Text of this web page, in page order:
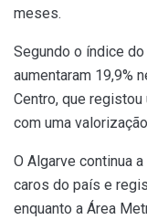
meses.
Segundo o índice
aumentaram 19,9%
Centro, que
com uma
O Algarve continua
caros do país e
enquanto a Área